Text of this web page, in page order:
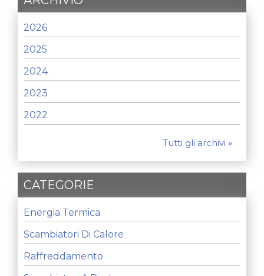
2026
2025
2024
2023
2022
Tutti gli archivi »
CATEGORIE
Energia Termica
Scambiatori Di Calore
Raffreddamento